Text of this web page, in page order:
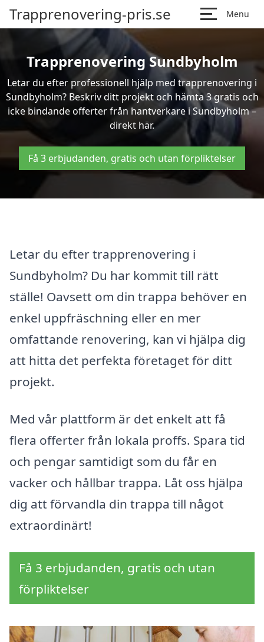
Trapprenovering-pris.se Menu
Trapprenovering Sundbyholm
Letar du efter professionell hjälp med trapprenovering i
Sundbyholm? Beskriv ditt projekt och hämta 3 gratis och
icke bindande offerter från hantverkare i Sundbyholm –
direkt här.
Få 3 erbjudanden, gratis och utan förpliktelser
Letar du efter trapprenovering i
Sundbyholm? Du har kommit till rätt
ställe! Oavsett om din trappa behöver en
enkel uppfräschning eller en mer
omfattande renovering, kan vi hjälpa dig
att hitta det perfekta företaget för ditt
projekt.
Med vår plattform är det enkelt att få
flera offerter från lokala proffs. Spara tid
och pengar samtidigt som du får en
vacker och hållbar trappa. Låt oss hjälpa
dig att förvandla din trappa till något
extraordinärt!
Få 3 erbjudanden, gratis och utan
förpliktelser